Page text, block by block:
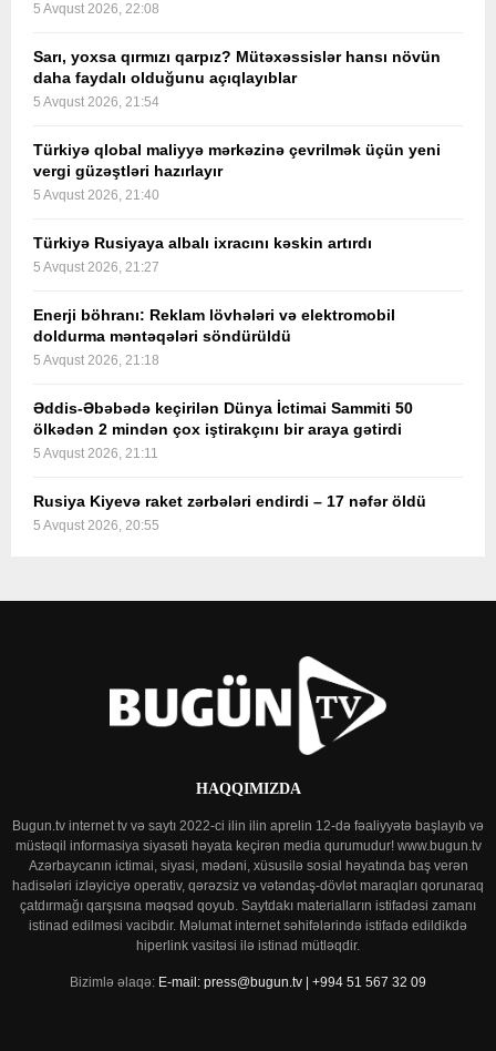
5 Avqust 2026, 22:08
Sarı, yoxsa qırmızı qarpız? Mütəxəssislər hansı növün
daha faydalı olduğunu açıqlayıblar
5 Avqust 2026, 21:54
Türkiyə qlobal maliyyə mərkəzinə çevrilmək üçün yeni
vergi güzəştləri hazırlayır
5 Avqust 2026, 21:40
Türkiyə Rusiyaya albalı ixracını kəskin artırdı
5 Avqust 2026, 21:27
Enerji böhranı: Reklam lövhələri və elektromobil
doldurma məntəqələri söndürüldü
5 Avqust 2026, 21:18
Əddis-Əbəbədə keçirilən Dünya İctimai Sammiti 50
ölkədən 2 mindən çox iştirakçını bir araya gətirdi
5 Avqust 2026, 21:11
Rusiya Kiyevə raket zərbələri endirdi – 17 nəfər öldü
5 Avqust 2026, 20:55
HAQQIMIZDA
Bugun.tv internet tv və saytı 2022-ci ilin ilin aprelin 12-də fəaliyyətə başlayıb və
müstəqil informasiya siyasəti həyata keçirən media qurumudur! www.bugun.tv
Azərbaycanın ictimai, siyasi, mədəni, xüsusilə sosial həyatında baş verən
hadisələri izləyiciyə operativ, qərəzsiz və vətəndaş-dövlət maraqları qorunaraq
çatdırmağı qarşısına məqsəd qoyub. Saytdakı materialların istifadəsi zamanı
istinad edilməsi vacibdir. Məlumat internet səhifələrində istifadə edildikdə
hiperlink vasitəsi ilə istinad mütləqdir.
Bizimlə əlaqə: E-mail: press@bugun.tv | +994 51 567 32 09